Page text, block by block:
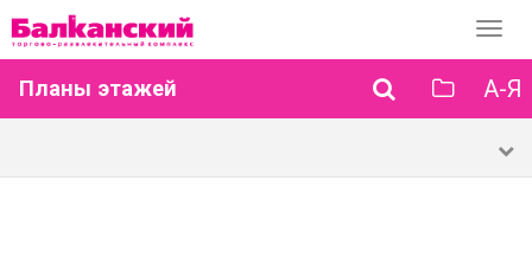
Планы этажей А-Я